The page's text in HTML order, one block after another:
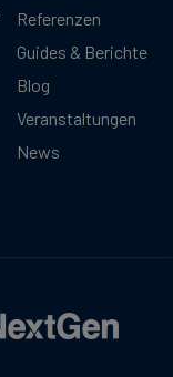
Referenzen
Guides & Berichte
Blog
Veranstaltungen
News